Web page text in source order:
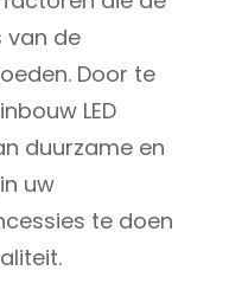
van de
Door te
LED
duurzame en
uw
te doen